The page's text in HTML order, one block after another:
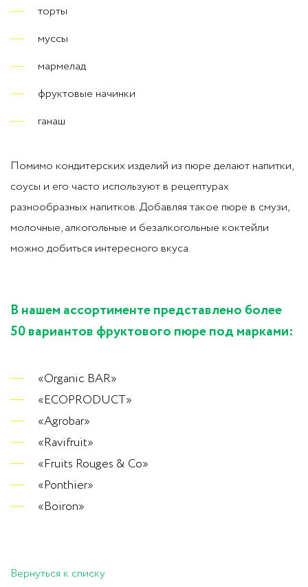
торты
муссы
мармелад
фруктовые начинки
ганаш
Помимо кондитерских изделий из пюре делают напитки,
соусы и его часто используют в рецептурах
разнообразных напитков. Добавляя такое пюре в смузи,
молочные, алкогольные и безалкогольные коктейли
можно добиться интересного вкуса.
В нашем ассортименте представлено более
50 вариантов фруктового пюре под марками:
«Organic BAR»
«ECOPRODUCT»
«Agrobar»
«Ravifruit»
«Fruits Rouges & Co»
«Ponthier»
«Boiron»
Вернуться к списку